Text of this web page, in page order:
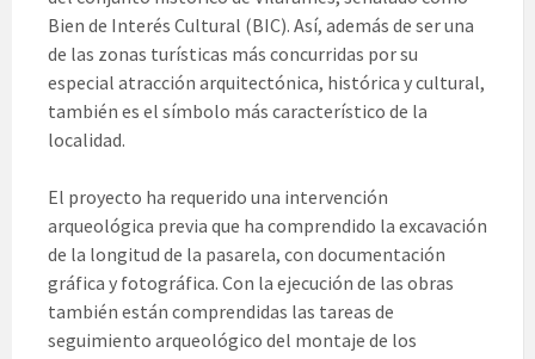
Bien de Interés Cultural (BIC). Así, además de ser una
de las zonas turísticas más concurridas por su
especial atracción arquitectónica, histórica y cultural,
también es el símbolo más característico de la
localidad.
El proyecto ha requerido una intervención
arqueológica previa que ha comprendido la excavación
de la longitud de la pasarela, con documentación
gráfica y fotográfica. Con la ejecución de las obras
también están comprendidas las tareas de
seguimiento arqueológico del montaje de los